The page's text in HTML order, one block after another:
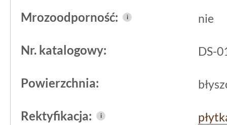
Tubądzin blue stone line
wszechstronny produkt, który
pomieszczeniach. Dzięki swojej
Łazienka: Płytki te będą
gdzie estetyka idzie w parze z
Mrozoodporność: i nie
Nr. katalogowy: DS-
Powierzchnia:
Rektyfikacja: i